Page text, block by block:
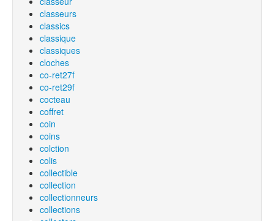
classeurs
classics
classique
classiques
cloches
co-ret27f
co-ret29f
cocteau
coffret
coin
coins
colction
colis
collectible
collection
collectionneurs
collections